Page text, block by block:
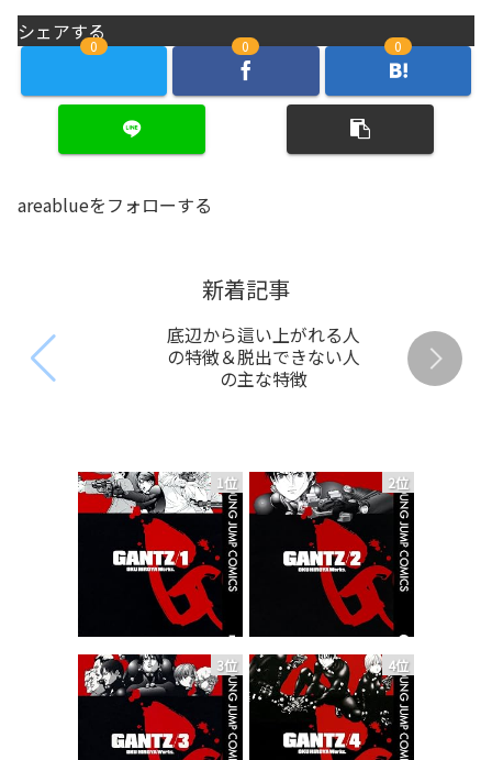
シェアする
0 0 0
areablueをフォローする
新着記事
底辺から這い上がれる人
の特徴＆脱出できない人
の主な特徴
1位 2位
3位 4位